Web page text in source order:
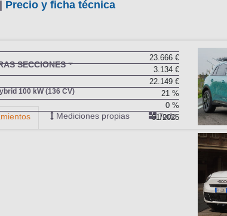
Precio y ficha técnica
23.666 €
3.134 €
22.149 €
21 %
0 %
01/2025